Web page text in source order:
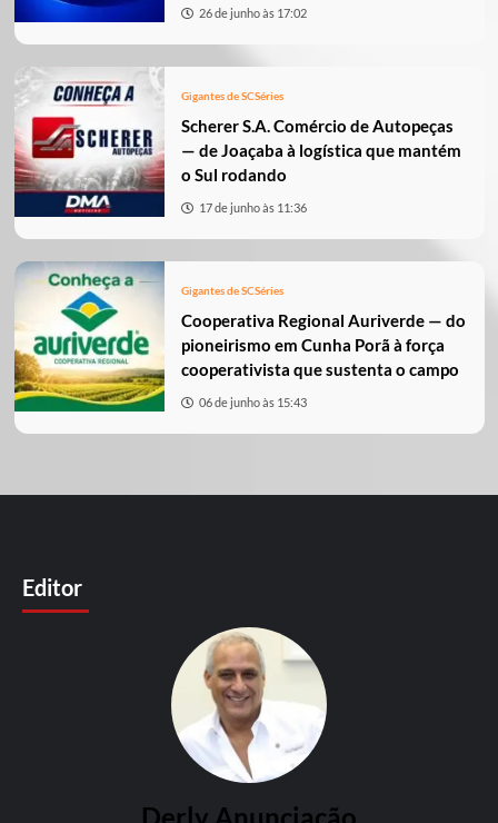
26 de junho às 17:02
Gigantes de SCSéries
Scherer S.A. Comércio de Autopeças
— de Joaçaba à logística que mantém
o Sul rodando
17 de junho às 11:36
Gigantes de SCSéries
Cooperativa Regional Auriverde — do
pioneirismo em Cunha Porã à força
cooperativista que sustenta o campo
06 de junho às 15:43
Editor